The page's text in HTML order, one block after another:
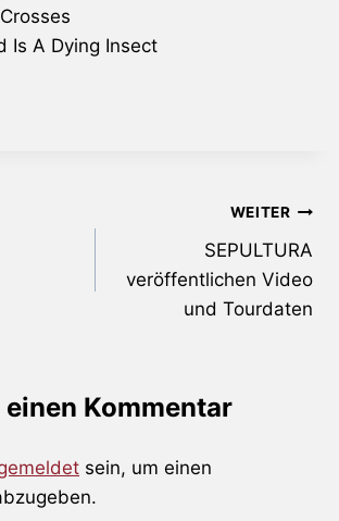
Is A Dying Insect
WEITER
SEPULTURA
veröffentlichen Video
und Tourdaten
Kommentar
sein, um einen